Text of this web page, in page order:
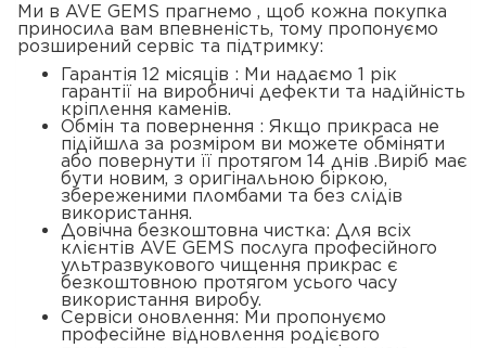
Ми в AVE GEMS прагнемо , щоб кожна покупка
приносила вам впевненість, тому пропонуємо
розширений сервіс та підтримку:
Гарантія 12 місяців : Ми надаємо 1 рік
гарантії на виробничі дефекти та надійність
кріплення каменів.
Обмін та повернення : Якщо прикраса не
підійшла за розміром ви можете обміняти
або повернути її протягом 14 днів .Виріб має
бути новим, з оригінальною біркою,
збереженими пломбами та без слідів
використання.
Довічна безкоштовна чистка: Для всіх
клієнтів AVE GEMS послуга професійного
ультразвукового чищення прикрас є
безкоштовною протягом усього часу
використання виробу.
Сервіси оновлення: Ми пропонуємо
професійне відновлення родієвого